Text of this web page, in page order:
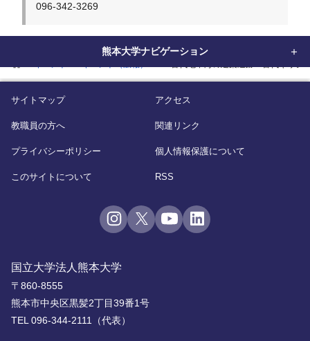
096-342-3269
熊本大学ナビゲーション
国立大学法人熊本大学
〒860-8555
熊本市中央区黒髪2丁目39番1号
TEL 096-344-2111（代表）
サイトマップ アクセス
教職員の方へ 関連リンク
プライバシーポリシー 個人情報保護について
このサイトについて RSS